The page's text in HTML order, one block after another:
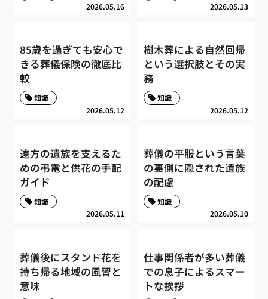
2026.05.16 2026.05.13
85歳を過ぎても安心で
きる葬儀保険の徹底比
較
2026.05.12
知識
樹木葬による自然回帰
という選択肢とその実
務
2026.05.12
知識
遠方の遺族を支えるた
めの弔電と供花の手配
ガイド
2026.05.11
知識
葬儀の平服という言葉
の裏側に隠された遺族
の配慮
2026.05.10
知識
葬儀後にスタンド花を
持ち帰る地域の風習と
意味
仕事関係者が多い葬儀
での息子によるスマー
トな挨拶